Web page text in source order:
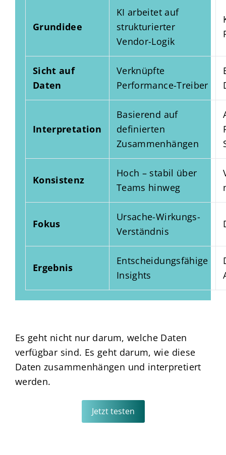
Grundidee
KI arbeitet auf
strukturierter
Vendor-Logik
Sicht auf
Daten
Verknüpfte
Performance-Treiber
Interpretation
Basierend auf
definierten
Zusammenhängen
Konsistenz
Hoch – stabil über
Teams hinweg
Fokus
Ursache-Wirkungs-
Verständnis
Ergebnis
Entscheidungsfähige
Insights
Es geht nicht nur darum, welche Daten
verfügbar sind. Es geht darum, wie diese
Daten zusammenhängen und interpretiert
werden.
Jetzt testen